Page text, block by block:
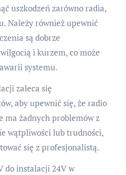
uszkodzeń zarówno radia,
Należy również upewnić
są dobrze
i kurzem, co może
systemu.
zaleca się
aby upewnić się, że radio
ma żadnych problemów z
wątpliwości lub trudności,
się z profesjonalistą.
do instalacji 24V w